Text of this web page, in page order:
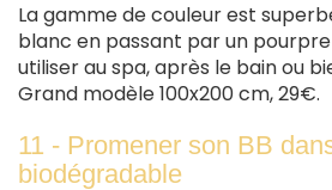
La gamme de couleur est
blanc en passant par un
utiliser au spa, après le bain ou
Grand modèle 100x200 cm, 29€.
11 - Promener son BB
biodégradable